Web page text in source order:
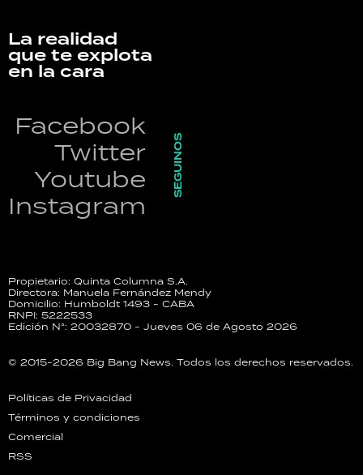
La realidad
que te explota
en la cara
Facebook
Twitter
Youtube
Instagram
SEGUINOS
Propietario: Quinta Columna S.A.
Directora: Manuela Fernández Mendy
Domicilio: Humboldt 1493 - CABA
RNPI: 5222533
Edición N°: 20032870 - Jueves 06 de Agosto 2026
© 2015-2026 Big Bang News. Todos los derechos reservados.
Políticas de Privacidad
Términos y condiciones
Comercial
RSS